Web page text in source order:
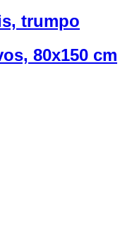
trumpo
80x150 cm